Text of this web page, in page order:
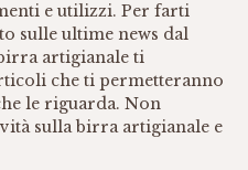
e utilizzi. Per farti
sulle ultime news dal
artigianale ti
che ti permetteranno
le riguarda. Non
sulla birra artigianale e